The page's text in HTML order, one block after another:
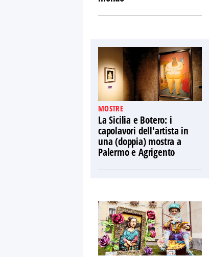
MOSTRE
La Sicilia e Botero: i
capolavori dell'artista in
una (doppia) mostra a
Palermo e Agrigento